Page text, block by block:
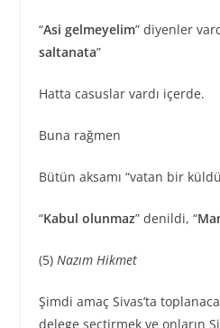
“Asi gelmeyelim” diyenler
saltanata”
Hatta casuslar vardı içerde.
Buna rağmen
Bütün aksamı “vatan bir
“Kabul olunmaz” denildi, “
(5) Nazım Hikmet
Şimdi amaç Sivas’ta
delege seçtirmek ve onların